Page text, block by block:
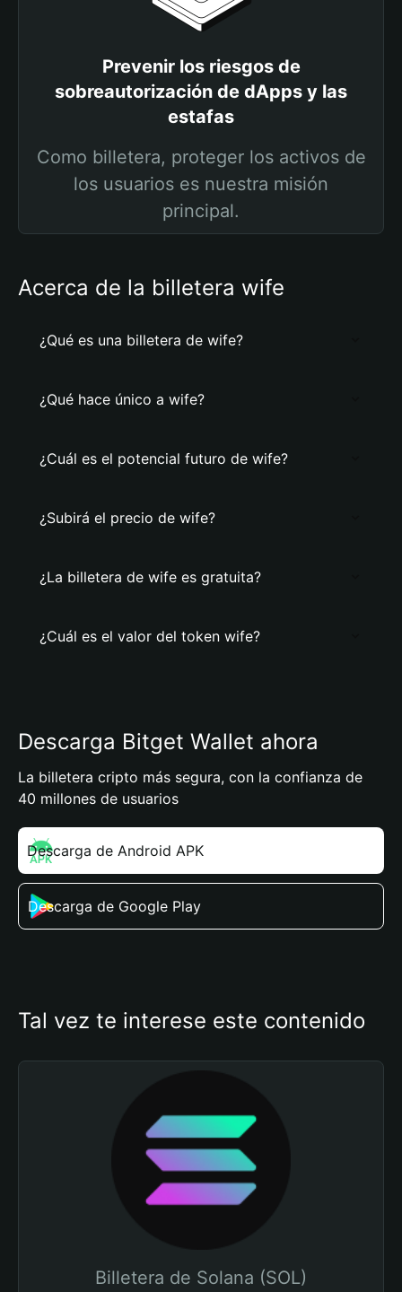
Prevenir los riesgos de
sobreautorización de dApps y las
estafas
Como billetera, proteger los activos de
los usuarios es nuestra misión
principal.
Acerca de la billetera wife
¿Qué es una billetera de wife?
¿Qué hace único a wife?
¿Cuál es el potencial futuro de wife?
¿Subirá el precio de wife?
¿La billetera de wife es gratuita?
¿Cuál es el valor del token wife?
Descarga Bitget Wallet ahora
La billetera cripto más segura, con la confianza de
40 millones de usuarios
Descarga de Android APK
Descarga de Google Play
Tal vez te interese este contenido
Billetera de Solana (SOL)